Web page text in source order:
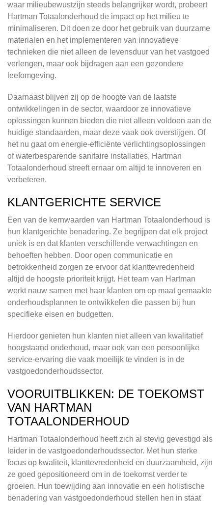
waar milieubewustzijn steeds belangrijker wordt, probeert
Hartman Totaalonderhoud de impact op het milieu te
minimaliseren. Dit doen ze door het gebruik van duurzame
materialen en het implementeren van innovatieve
technieken die niet alleen de levensduur van het vastgoed
verlengen, maar ook bijdragen aan een gezondere
leefomgeving.
Daarnaast blijven zij op de hoogte van de laatste
ontwikkelingen in de sector, waardoor ze innovatieve
oplossingen kunnen bieden die niet alleen voldoen aan de
huidige standaarden, maar deze vaak ook overstijgen. Of
het nu gaat om energie-efficiënte verlichtingsoplossingen
of waterbesparende sanitaire installaties, Hartman
Totaalonderhoud streeft ernaar om altijd te innoveren en
verbeteren.
KLANTGERICHTE SERVICE
Een van de kernwaarden van Hartman Totaalonderhoud is
hun klantgerichte benadering. Ze begrijpen dat elk project
uniek is en dat klanten verschillende verwachtingen en
behoeften hebben. Door open communicatie en
betrokkenheid zorgen ze ervoor dat klanttevredenheid
altijd de hoogste prioriteit krijgt. Het team van Hartman
werkt nauw samen met haar klanten om op maat gemaakte
onderhoudsplannen te ontwikkelen die passen bij hun
specifieke eisen en budgetten.
Hierdoor genieten hun klanten niet alleen van kwalitatief
hoogstaand onderhoud, maar ook van een persoonlijke
service-ervaring die vaak moeilijk te vinden is in de
vastgoedonderhoudssector.
VOORUITBLIKKEN: DE TOEKOMST
VAN HARTMAN
TOTAALONDERHOUD
Hartman Totaalonderhoud heeft zich al stevig gevestigd als
leider in de vastgoedonderhoudssector. Met hun sterke
focus op kwaliteit, klanttevredenheid en duurzaamheid, zijn
ze goed gepositioneerd om in de toekomst verder te
groeien. Hun toewijding aan innovatie en een holistische
benadering van vastgoedonderhoud stellen hen in staat